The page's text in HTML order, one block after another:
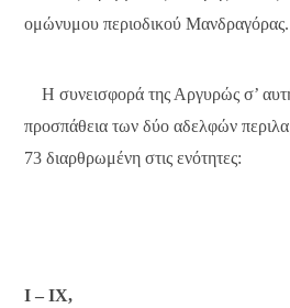
ομώνυμου περιοδικού Μανδραγόρας.
Η συνεισφορά της Αργυρώς σ’ αυτή
προσπάθεια των δύο αδελφών
73 διαρθρωμένη στις ενότητες:
I – IX,